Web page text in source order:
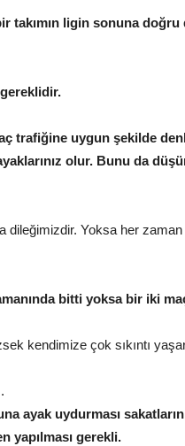
takımın ligin sonuna doğru
trafiğine uygun şekilde
olur. Bunu da
dileğimizdir. Yoksa her
bitti yoksa bir iki
kendimize çok sıkıntı
ayak uydurması
yapılması gerekli.